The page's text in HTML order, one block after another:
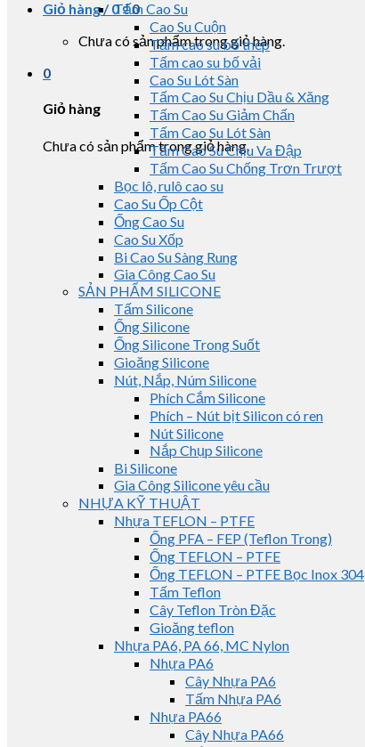
Giỏ hàng /0₫0
Chưa có sản phẩm trong giỏ hàng.
0
Giỏ hàng
Chưa có sản phẩm trong giỏ hàng.
Tấm Cao Su
Cao Su Cuộn
Tấm cao su bố thép
Tấm cao su bố vải
Cao Su Lót Sàn
Tấm Cao Su Chịu Dầu & Xăng
Tấm Cao Su Giảm Chấn
Tấm Cao Su Lót Sàn
Tấm Cao Su Chịu Va Đập
Tấm Cao Su Chống Trơn Trượt
Bọc lô, rulô cao su
Cao Su Ốp Cột
Ống Cao Su
Cao Su Xốp
Bi Cao Su Sàng Rung
Gia Công Cao Su
SẢN PHẨM SILICONE
Tấm Silicone
Ống Silicone
Ống Silicone Trong Suốt
Gioăng Silicone
Nút, Nắp, Núm Silicone
Phích Cắm Silicone
Phích – Nút bịt Silicon có ren
Nút Silicone
Nắp Chụp Silicone
Bi Silicone
Gia Công Silicone yêu cầu
NHỰA KỸ THUẬT
Nhựa TEFLON – PTFE
Ống PFA – FEP (Teflon Trong)
Ống TEFLON – PTFE
Ống TEFLON – PTFE Bọc Inox 304
Tấm Teflon
Cây Teflon Tròn Đặc
Gioăng teflon
Nhựa PA6, PA 66, MC Nylon
Nhựa PA6
Cây Nhựa PA6
Tấm Nhựa PA6
Nhựa PA66
Cây Nhựa PA66